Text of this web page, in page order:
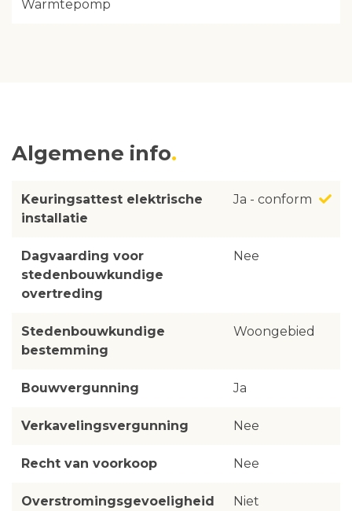
Warmtepomp
Algemene info
Keuringsattest elektrische
installatie
Ja - conform
Dagvaarding voor
stedenbouwkundige
overtreding
Nee
Stedenbouwkundige
bestemming
Woongebied
Bouwvergunning Ja
Verkavelingsvergunning Nee
Recht van voorkoop Nee
Overstromingsgevoeligheid
Niet